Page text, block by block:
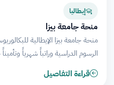
إيطاليا
منحة جامعة بيزا
منحة جامعة بيزا الإيطالية
الرسوم الدراسية وراتباً شهرياً
قراءة التفاصيل